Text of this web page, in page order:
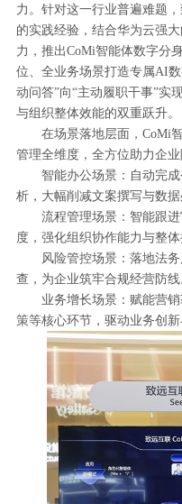
力。针对这一行业普遍难题
的实践经验，结合华为云强
力，推出CoMi智能体数字分
位、全业务场景打造专属AI
动问答”向“主动履职干事”实
与组织整体效能的双重跃升。
在场景落地层面，CoMi
管理全维度，全方位助力企
智能办公场景：自动完
析，大幅削减文案撰写与数据
流程管理场景：智能跟
度，强化组织协作能力与整体
风险管控场景：落地法
查，为企业筑牢合规经营防线
业务增长场景：赋能营
策等核心环节，驱动业务创新